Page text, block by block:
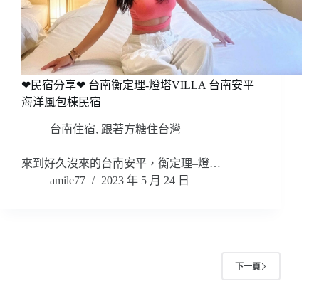
❤民宿分享❤ 台南衡定理-燈塔VILLA 台南安平
海洋風包棟民宿
台南住宿, 跟著方糖住台灣
來到好久沒來的台南安平，衡定理–燈…
amile77
2023 年 5 月 24 日
下一頁